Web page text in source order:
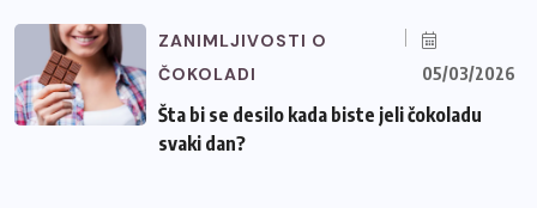
ZANIMLJIVOSTI O
ČOKOLADI
05/03/2026
Šta bi se desilo kada biste jeli čokoladu
svaki dan?